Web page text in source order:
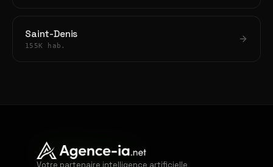
Saint-Denis
155K hab.
Votre partenaire intelligence artificielle